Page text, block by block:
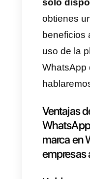
para
a
que